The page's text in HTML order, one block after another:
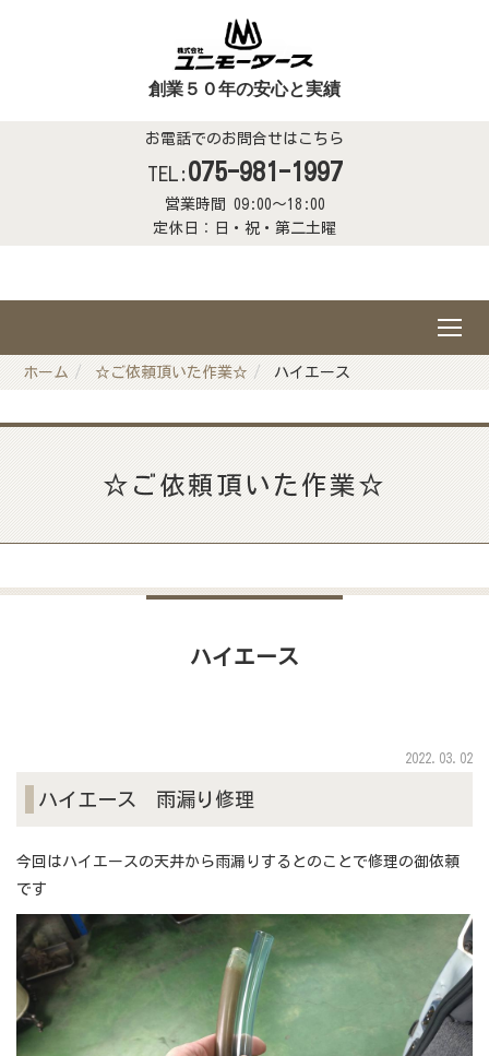
創業５０年の安心と実績
お電話でのお問合せはこちら
TEL: 075-981-1997
営業時間 09:00～18:00
定休日：日・祝・第二土曜
ホーム ☆ご依頼頂いた作業☆ ハイエース
☆ご依頼頂いた作業☆
ハイエース
2022.03.02
ハイエース 雨漏り修理
今回はハイエースの天井から雨漏りするとのことで修理の御依頼
です